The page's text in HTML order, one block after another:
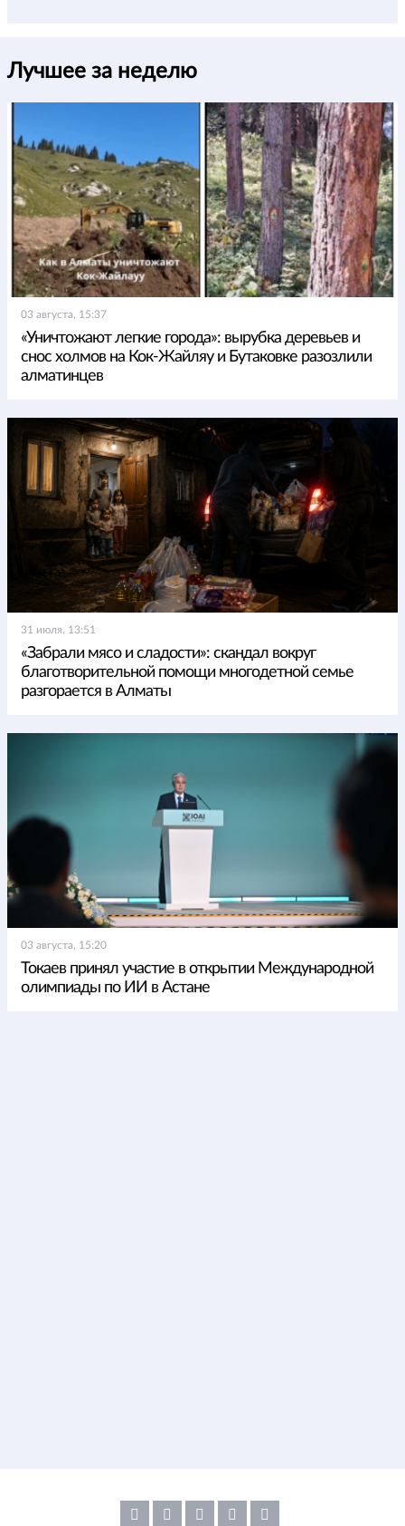
Лучшее за неделю
03 августа, 15:37
«Уничтожают легкие города»: вырубка деревьев и
снос холмов на Кок-Жайляу и Бутаковке разозлили
алматинцев
31 июля, 13:51
«Забрали мясо и сладости»: скандал вокруг
благотворительной помощи многодетной семье
разгорается в Алматы
03 августа, 15:20
Токаев принял участие в открытии Международной
олимпиады по ИИ в Астане